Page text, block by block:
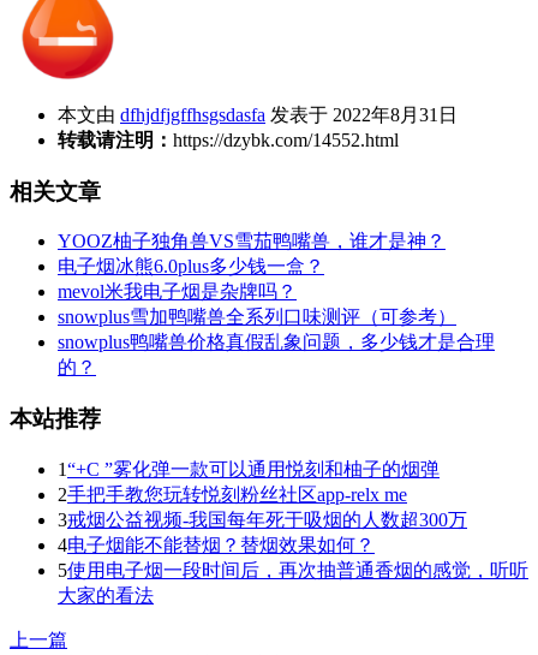
本文由 dfhjdfjgffhsgsdasfa 发表于 2022年8月31日
转载请注明： https://dzybk.com/14552.html
相关文章
YOOZ柚子独角兽VS雪茄鸭嘴兽，谁才是神？
电子烟冰熊6.0plus多少钱一盒？
mevol米我电子烟是杂牌吗？
snowplus雪加鸭嘴兽全系列口味测评（可参考）
snowplus鸭嘴兽价格真假乱象问题，多少钱才是合理
的？
本站推荐
1“+C ”雾化弹一款可以通用悦刻和柚子的烟弹
2手把手教您玩转悦刻粉丝社区app-relx me
3戒烟公益视频-我国每年死于吸烟的人数超300万
4电子烟能不能替烟？替烟效果如何？
5使用电子烟一段时间后，再次抽普通香烟的感觉，听听
大家的看法
上一篇